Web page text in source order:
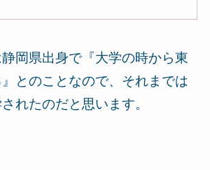
岡県出身で『大学の時から東
とのことなので、それまでは
れたのだと思います。